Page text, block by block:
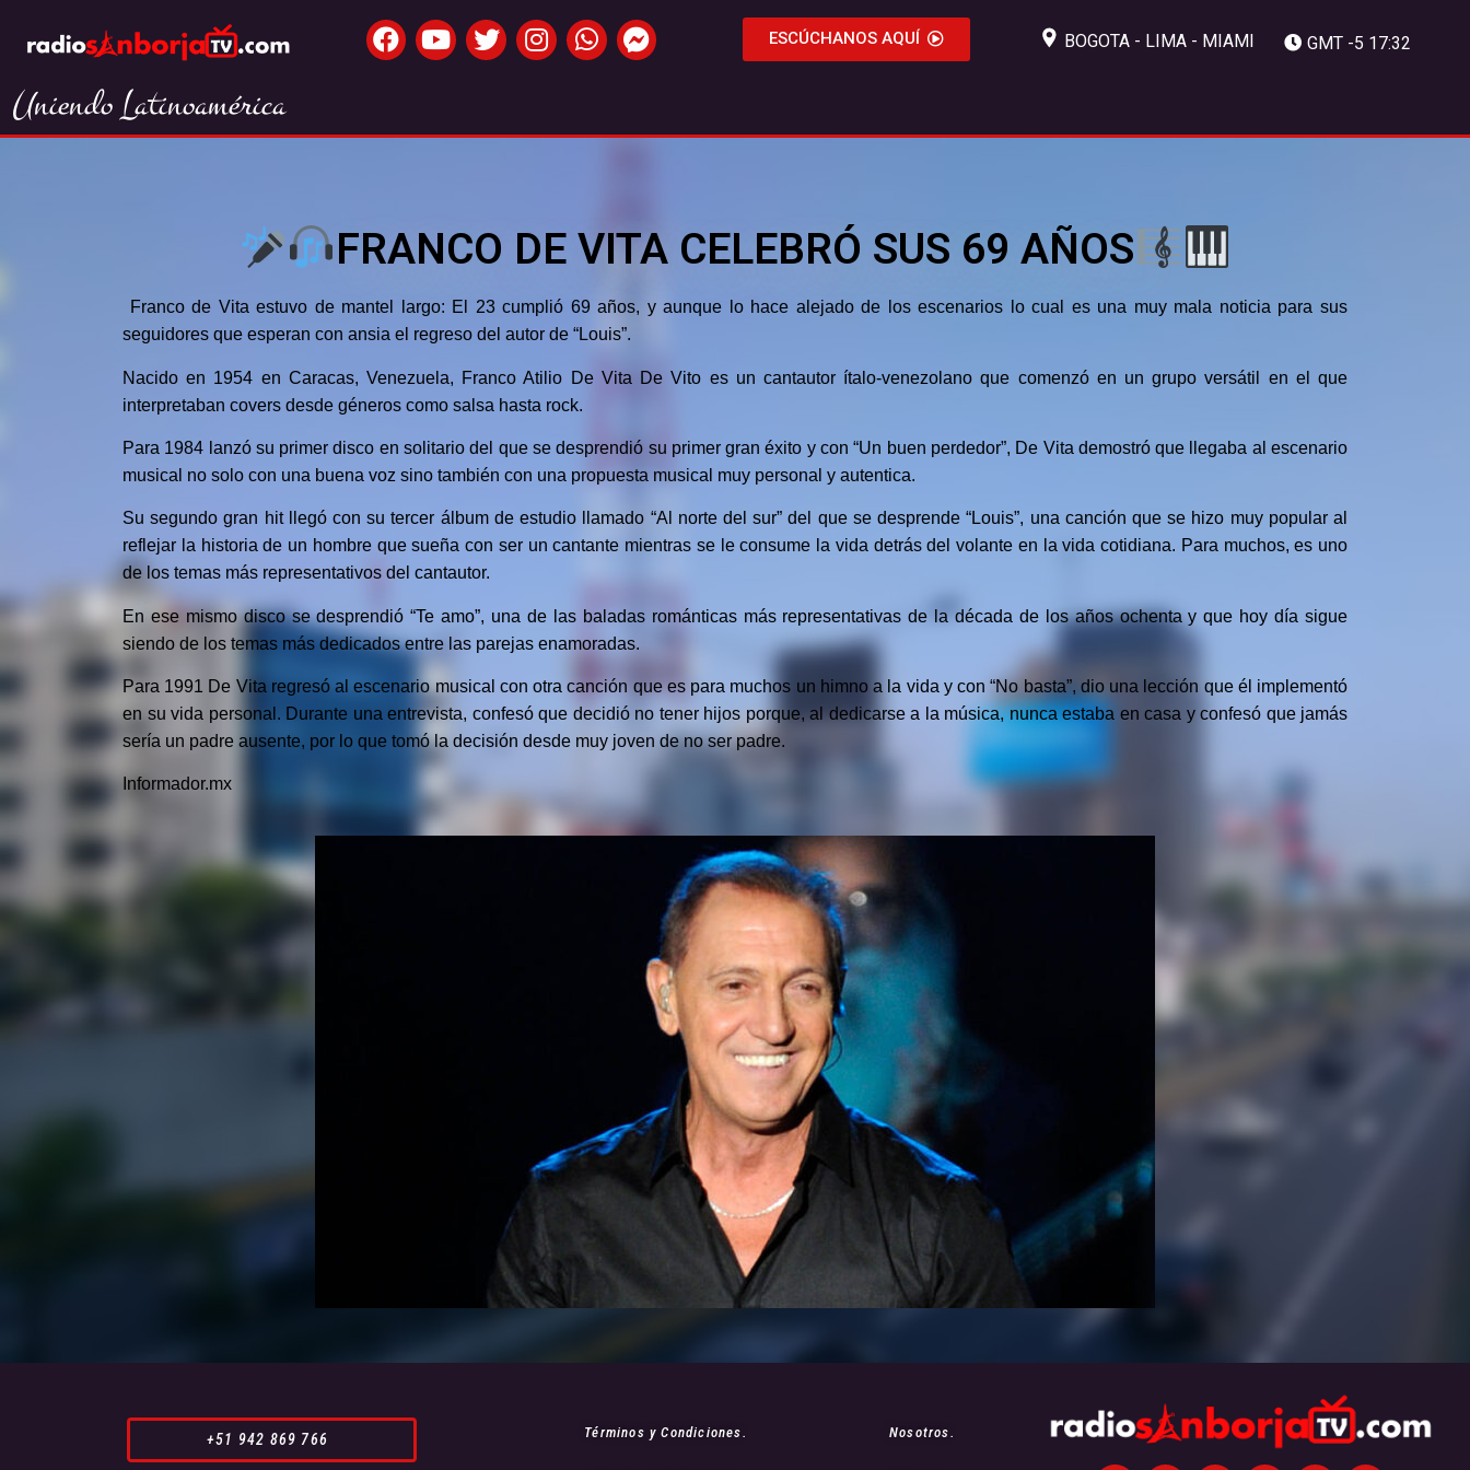
ESCÚCHANOS AQUÍ BOGOTA - LIMA - MIAMI GMT -5 17:32
Uniendo Latinoamérica
FRANCO DE VITA CELEBRÓ SUS 69 AÑOS
Franco de Vita estuvo de mantel largo: El 23 cumplió 69 años, y aunque lo hace alejado de los escenarios lo cual es una muy mala noticia para sus
seguidores que esperan con ansia el regreso del autor de “Louis”.
Nacido en 1954 en Caracas, Venezuela, Franco Atilio De Vita De Vito es un cantautor ítalo-venezolano que comenzó en un grupo versátil en el que
interpretaban covers desde géneros como salsa hasta rock.
Para 1984 lanzó su primer disco en solitario del que se desprendió su primer gran éxito y con “Un buen perdedor”, De Vita demostró que llegaba al escenario
musical no solo con una buena voz sino también con una propuesta musical muy personal y autentica.
Su segundo gran hit llegó con su tercer álbum de estudio llamado “Al norte del sur” del que se desprende “Louis”, una canción que se hizo muy popular al
reflejar la historia de un hombre que sueña con ser un cantante mientras se le consume la vida detrás del volante en la vida cotidiana. Para muchos, es uno
de los temas más representativos del cantautor.
En ese mismo disco se desprendió “Te amo”, una de las baladas románticas más representativas de la década de los años ochenta y que hoy día sigue
siendo de los temas más dedicados entre las parejas enamoradas.
Para 1991 De Vita regresó al escenario musical con otra canción que es para muchos un himno a la vida y con “No basta”, dio una lección que él implementó
en su vida personal. Durante una entrevista, confesó que decidió no tener hijos porque, al dedicarse a la música, nunca estaba en casa y confesó que jamás
sería un padre ausente, por lo que tomó la decisión desde muy joven de no ser padre.
Informador.mx
+51 942 869 766 Términos y Condiciones. Nosotros.